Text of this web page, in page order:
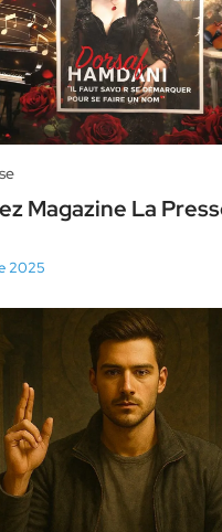
Magazine La
2025